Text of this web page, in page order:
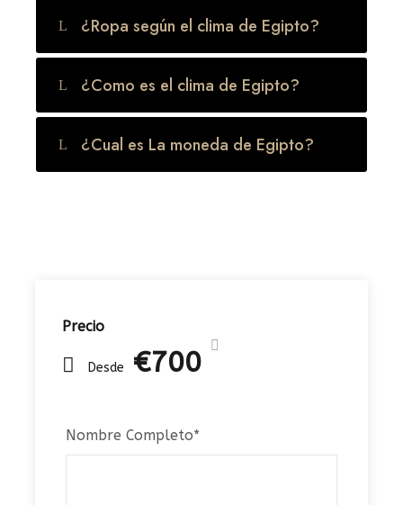
Precio
Desde €700
Nombre Completo*
¿Ropa según el clima de Egipto?
¿Como es el clima de Egipto?
¿Cual es La moneda de Egipto?